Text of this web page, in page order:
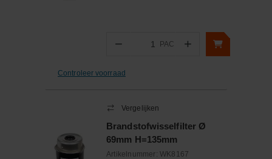
− Aantal
PAC +
Controleer voorraad
Vergelijken
Brandstofwisselfilter Ø
69mm H=135mm
Artikelnummer: WK8167